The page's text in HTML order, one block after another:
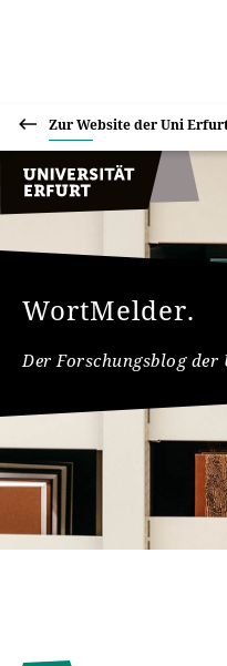
Zur Website der Uni
WortMelder.
Der Forschungsblog